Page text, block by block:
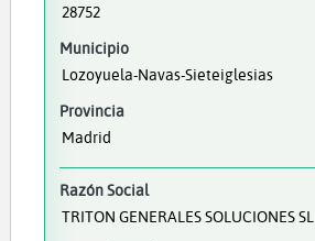
28752
Municipio
Lozoyuela-Navas-Sieteiglesias
Provincia
Madrid
Razón Social
TRITON GENERALES SOLUCIONES SL